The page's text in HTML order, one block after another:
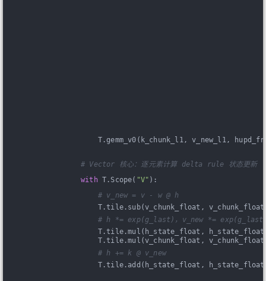
T.gemm_v0(k_chunk_l1, v_new_l1, hupd_frag,
# Vector 核心：逐元素计算 delta rule 状态更新
with T.Scope( "V" ):
# v_new = v - w @ h
T.tile.sub(v_chunk_float, v_chunk_float,
# h *= exp(g_last)，v_new *=
T.tile.mul(h_state_float, h_state_float,
T.tile.mul(v_chunk_float, v_chunk_float,
# h += k @ v_new
T.tile.add(h_state_float, h_state_float,